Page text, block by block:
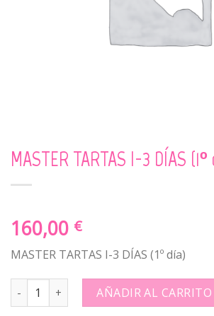
MASTER TARTAS I-3 DÍAS (1º
160,00 €
MASTER TARTAS I-3 DÍAS (1º día)
MASTER TARTAS I-3 DÍAS (1º día): quantity
AÑADIR AL CARRITO